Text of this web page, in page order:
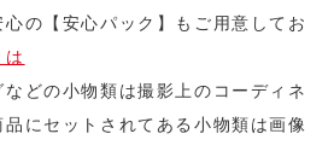
の【安心パック】もご用意してお
は
どの小物類は撮影上のコーディネ
にセットされてある小物類は画像